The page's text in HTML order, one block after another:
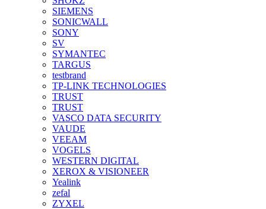
SIEMENS
SONICWALL
SONY
SV
SYMANTEC
TARGUS
testbrand
TP-LINK TECHNOLOGIES
TRUST
TRUST
VASCO DATA SECURITY
VAUDE
VEEAM
VOGELS
WESTERN DIGITAL
XEROX & VISIONEER
Yealink
zefal
ZYXEL